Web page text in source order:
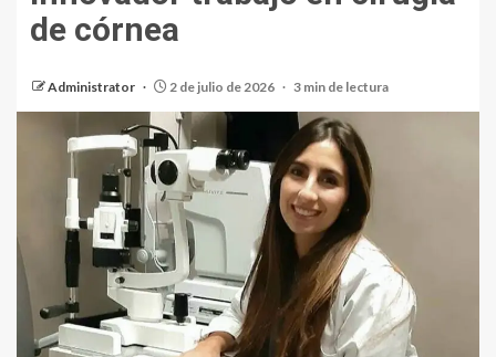
de córnea
Administrator 2 de julio de 2026 3 min de lectura